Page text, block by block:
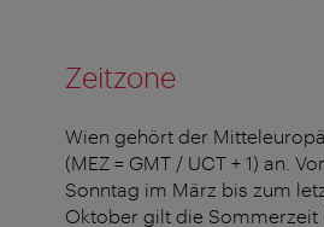
Zeitzone
Wien gehört der
(MEZ = GMT / UCT + 1) an.
Sonntag im März bis zum
Oktober gilt die Sommerzeit